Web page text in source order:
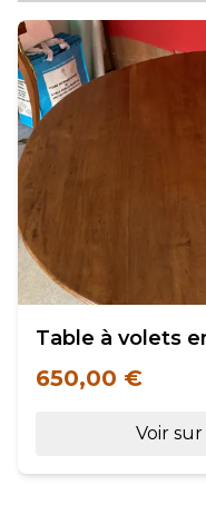
Table à volets
650,00 €
Voir